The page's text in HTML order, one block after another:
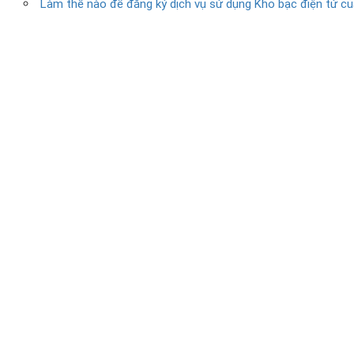
Làm thế nào để đăng ký dịch vụ sử dụng Kho bạc điện tử